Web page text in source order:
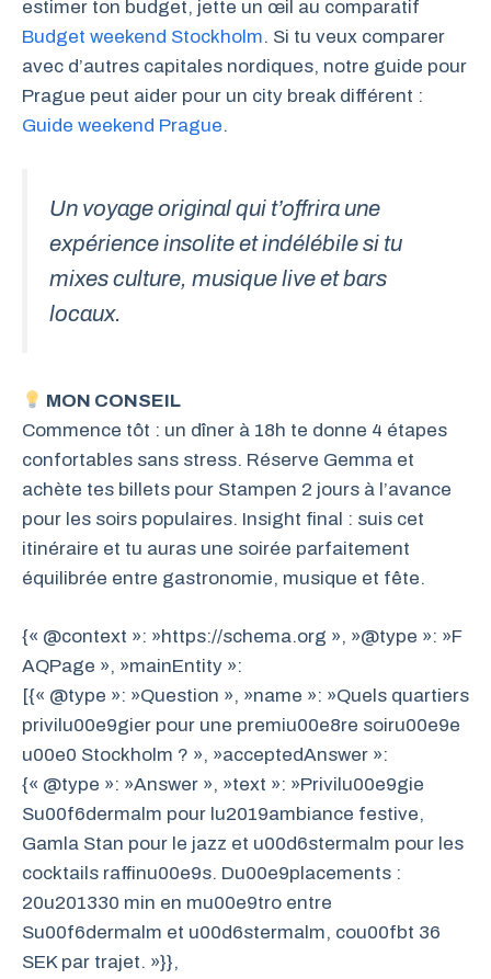
estimer ton budget, jette un œil au comparatif
Budget weekend Stockholm. Si tu veux comparer
avec d’autres capitales nordiques, notre guide pour
Prague peut aider pour un city break différent :
Guide weekend Prague.
Un voyage original qui t’offrira une
expérience insolite et indélébile si tu
mixes culture, musique live et bars
locaux.
MON CONSEIL
Commence tôt : un dîner à 18h te donne 4 étapes
confortables sans stress. Réserve Gemma et
achète tes billets pour Stampen 2 jours à l’avance
pour les soirs populaires. Insight final : suis cet
itinéraire et tu auras une soirée parfaitement
équilibrée entre gastronomie, musique et fête.
{« @context »: »https://schema.org », »@type »: »F
AQPage », »mainEntity »:
[{« @type »: »Question », »name »: »Quels quartiers
privilu00e9gier pour une premiu00e8re soiru00e9e
u00e0 Stockholm ? », »acceptedAnswer »:
{« @type »: »Answer », »text »: »Privilu00e9gie
Su00f6dermalm pour lu2019ambiance festive,
Gamla Stan pour le jazz et u00d6stermalm pour les
cocktails raffinu00e9s. Du00e9placements :
20u201330 min en mu00e9tro entre
Su00f6dermalm et u00d6stermalm, cou00fbt 36
SEK par trajet. »}},